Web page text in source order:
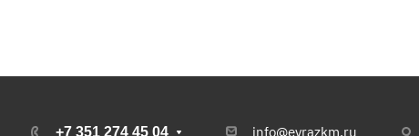
+7 351 274 45 04 info@evrazkm.ru